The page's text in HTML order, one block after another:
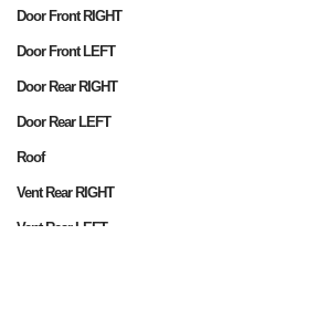
Door Front RIGHT
Door Front LEFT
Door Rear RIGHT
Door Rear LEFT
Roof
Vent Rear RIGHT
Vent Rear LEFT